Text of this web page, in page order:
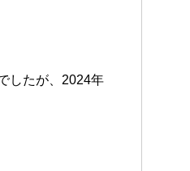
したが、2024年